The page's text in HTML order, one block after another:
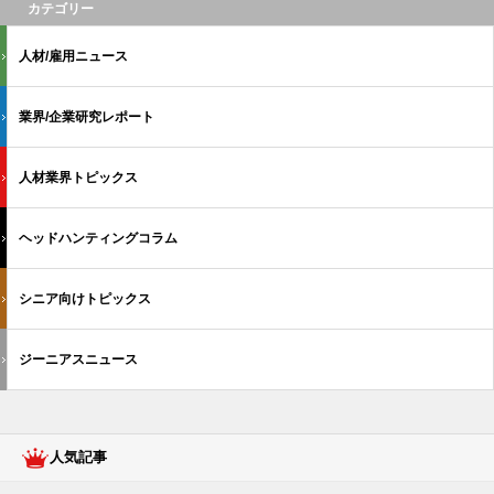
カテゴリー
人材/雇用ニュース
業界/企業研究レポート
人材業界トピックス
ヘッドハンティングコラム
シニア向けトピックス
ジーニアスニュース
人気記事